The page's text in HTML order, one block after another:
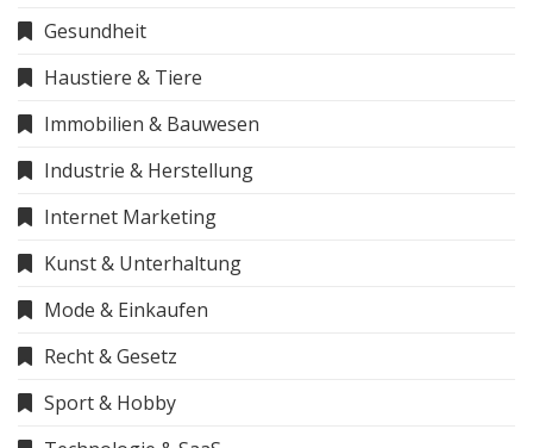
Gesundheit
Haustiere & Tiere
Immobilien & Bauwesen
Industrie & Herstellung
Internet Marketing
Kunst & Unterhaltung
Mode & Einkaufen
Recht & Gesetz
Sport & Hobby